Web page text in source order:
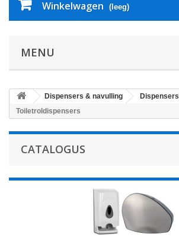
Winkelwagen (leeg)
MENU
Dispensers & navulling
Dispensers
Toiletroldispensers
CATALOGUS